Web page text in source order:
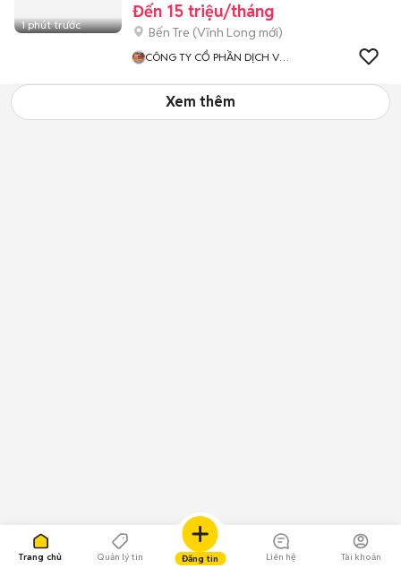
Trang chủ Quản lý tin Đăng tin Liên hệ Tài khoản
1 phút trước
Đến 15 triệu/tháng
Bến Tre (Vĩnh Long mới)
CÔNG TY CỔ PHẦN DỊCH VỤ
Xem thêm